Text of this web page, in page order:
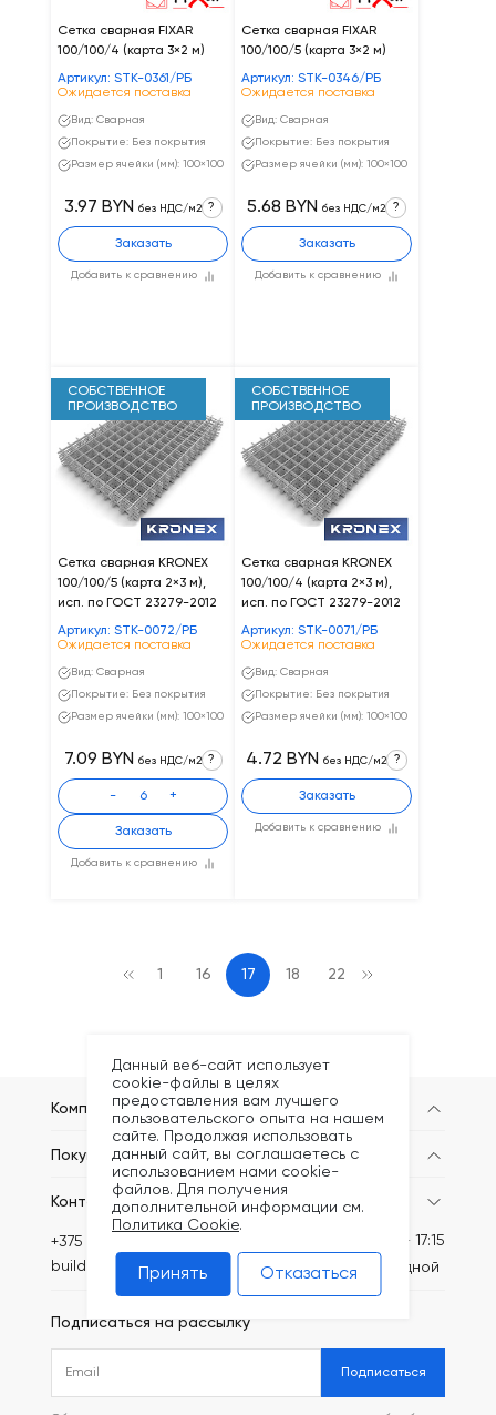
Сетка сварная FIXAR
100/100/4 (карта 3×2 м)
Артикул: STK-0361/РБ
Ожидается поставка
Вид: Сварная
Покрытие: Без покрытия
Размер ячейки (мм): 100×100
Добавить к сравнению
3.97 BYN без НДС/м2 ?
Заказать
Сетка сварная FIXAR
100/100/5 (карта 3×2 м)
Артикул: STK-0346/РБ
Ожидается поставка
Вид: Сварная
Покрытие: Без покрытия
Размер ячейки (мм): 100×100
Добавить к сравнению
5.68 BYN без НДС/м2 ?
Заказать
СОБСТВЕННОЕ
ПРОИЗВОДСТВО
Сетка сварная KRONEX
100/100/5 (карта 2×3 м),
исп. по ГОСТ 23279-2012
Артикул: STK-0072/РБ
Ожидается поставка
Вид: Сварная
Покрытие: Без покрытия
Размер ячейки (мм): 100×100
Добавить к сравнению
7.09 BYN без НДС/м2 ?
- +
Заказать
СОБСТВЕННОЕ
ПРОИЗВОДСТВО
Сетка сварная KRONEX
100/100/4 (карта 2×3 м),
исп. по ГОСТ 23279-2012
Артикул: STK-0071/РБ
Ожидается поставка
Вид: Сварная
Покрытие: Без покрытия
Размер ячейки (мм): 100×100
Добавить к сравнению
4.72 BYN без НДС/м2 ?
Заказать
1 16 17 18 22
Компания
Покупателям
Контакты
+375 (44) 749-20-73
build@kronex-company.by
Пн-Пт: 8:30 - 17:15
Сб-вс: выходной
Подписаться на рассылку
Подписаться
Данный веб-сайт использует
cookie-файлы в целях
предоставления вам лучшего
пользовательского опыта на нашем
сайте. Продолжая использовать
данный сайт, вы соглашаетесь с
использованием нами cookie-
файлов. Для получения
дополнительной информации см.
Политика Cookie.
Принять Отказаться